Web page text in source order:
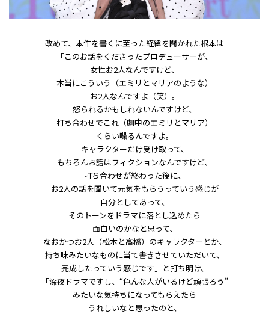
改めて、本作を書くに至った経緯を聞かれた根本は
「このお話をくださったプロデューサーが、
女性お2人なんですけど、
本当にこういう（エミリとマリアのような）
お2人なんですよ（笑）。
怒られるかもしれないんですけど、
打ち合わせでこれ（劇中のエミリとマリア）
くらい喋るんですよ。
キャラクターだけ受け取って、
もちろんお話はフィクションなんですけど、
打ち合わせが終わった後に、
お2人の話を聞いて元気をもらうっていう感じが
自分としてあって、
そのトーンをドラマに落とし込めたら
面白いのかなと思って、
なおかつお2人（松本と高橋）のキャラクターとか、
持ち味みたいなものに当て書きさせていただいて、
完成したっていう感じです」と打ち明け、
「深夜ドラマですし、“色んな人がいるけど頑張ろう”
みたいな気持ちになってもらえたら
うれしいなと思ったのと、